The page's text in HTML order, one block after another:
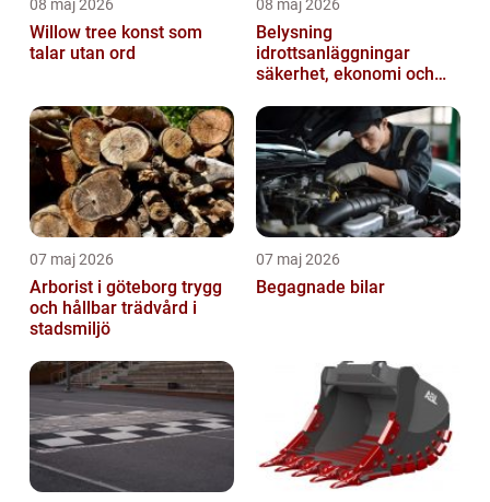
08 maj 2026
Willow tree konst som
talar utan ord
08 maj 2026
Belysning
idrottsanläggningar
säkerhet, ekonomi och
07 maj 2026
Arborist i göteborg trygg
och hållbar trädvård i
stadsmiljö
07 maj 2026
Begagnade bilar